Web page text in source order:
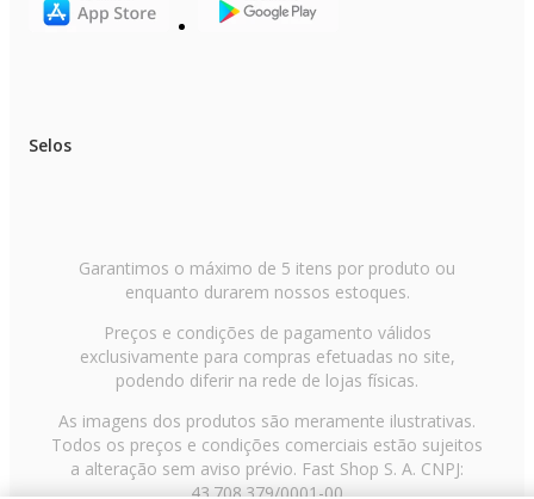
Selos
Garantimos o máximo de 5 itens por produto ou
enquanto durarem nossos estoques.
Preços e condições de pagamento válidos
exclusivamente para compras efetuadas no site,
podendo diferir na rede de lojas físicas.
As imagens dos produtos são meramente ilustrativas.
Todos os preços e condições comerciais estão sujeitos
a alteração sem aviso prévio. Fast Shop S. A. CNPJ:
43.708.379/0001-00